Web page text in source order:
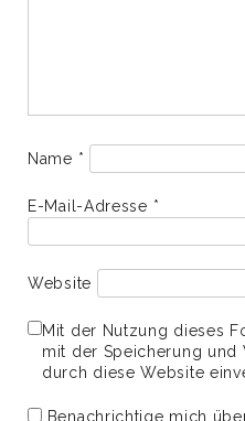
Name *
E-Mail-Adresse *
Website
Mit der Nutzung dieses
mit der Speicherung und
durch diese Website
Benachrichtige mich